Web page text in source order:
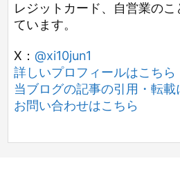
レジットカード、自営業の
ています。
X： @xi10jun1
詳しいプロフィールはこちら
当ブログの記事の引用・転載
お問い合わせはこちら